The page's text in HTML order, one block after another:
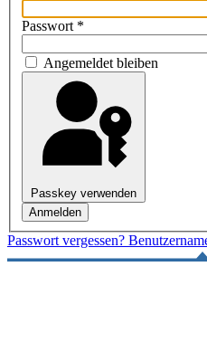
Passwort*
Angemeldet bleiben
Passkey verwenden
Anmelden
Passwort vergessen?